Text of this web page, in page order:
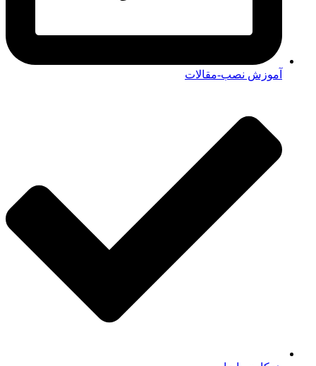
آموزش نصب-مقالات